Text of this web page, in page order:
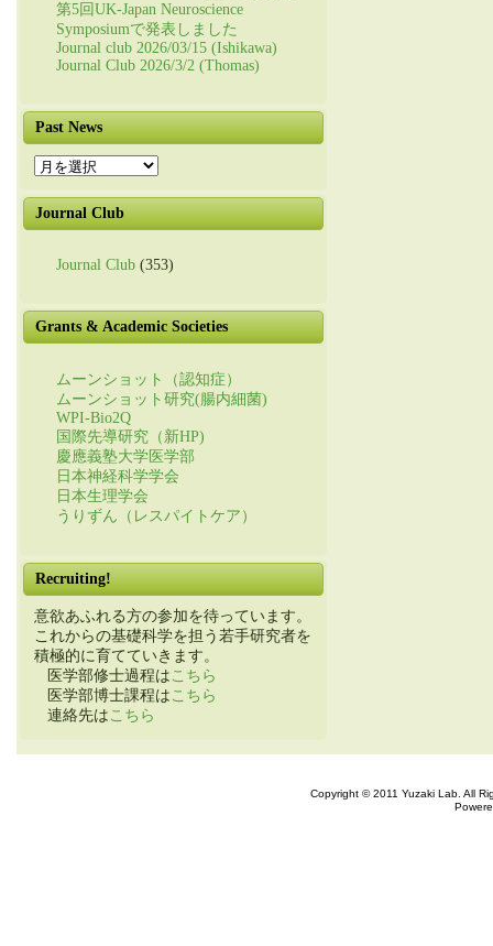
第5回UK-Japan Neuroscience
Symposiumで発表しました
Journal club 2026/03/15 (Ishikawa)
Journal Club 2026/3/2 (Thomas)
Past News
Past
News
Journal Club
Journal Club (353)
Grants & Academic Societies
ムーンショット（認知症）
ムーンショット研究(腸内細菌)
WPI-Bio2Q
国際先導研究（新HP)
慶應義塾大学医学部
日本神経科学学会
日本生理学会
うりずん（レスパイトケア）
Recruiting!
意欲あふれる方の参加を待っています。
これからの基礎科学を担う若手研究者を
積極的に育てていきます。
医学部修士過程は こちら
医学部博士課程は こちら
連絡先は こちら
Copyright © 2011 Yuzaki Lab. All